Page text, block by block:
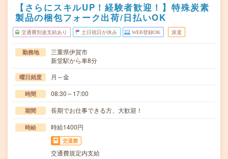
【さらにスキルUP！経験者歓迎！】特殊炭素
製品の梱包フォーク出荷/日払いOK
交通費別途支給あり 土日祝日が休み WEB登録OK 派遣
勤務地
三重県伊賀市
新堂駅から車8分
曜日頻度 月～金
時間 08:30～17:00
期間 長期でお仕事できる方、大歓迎！
時給 時給1400円
交通費
交通費規定内支給